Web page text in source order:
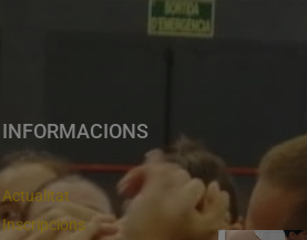
INFORMACIONS
Actualitat
Inscripcions